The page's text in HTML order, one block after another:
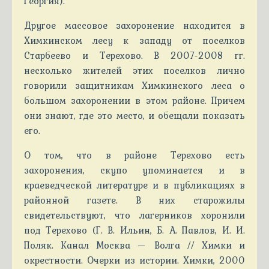
Другое массовое захоронение находится в
Химкинском лесу к западу от поселков
Старбеево и Терехово. В 2007-2008 гг.
несколько жителей этих поселков лично
говорили защитникам Химкинского леса о
большом захоронении в этом районе. Причем
они знают, где это место, и обещали показать
его.
О том, что в районе Терехово есть
захоронения, скупо упоминается и в
краеведческой литературе и в публикациях в
районной газете. В них старожилы
свидетельствуют, что лагерников хоронили
под Терехово (Г. В. Ильин, Б. А. Павлов, И. И.
Поляк. Канал Москва — Волга // Химки и
окрестности. Очерки из истории. Химки, 2000